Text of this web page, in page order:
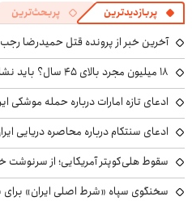
پربازدیدترین پربحث‌ترین
آخرین خبر از پرونده قتل حمیدرضا
۱۸ میلیون مجرد بالای ۴۵ سال؟ باید نشانه‌های بحران اجتماعی را جدی گرفت
ادعای تازه امارات درباره حمله موشکی
ادعای سنتکام درباره محاصره دریایی ایران: مانع
سقوط هلی‌کوپتر آمریکایی؛ از
سخنگوی سپاه «شرط اصلی ایران» برای